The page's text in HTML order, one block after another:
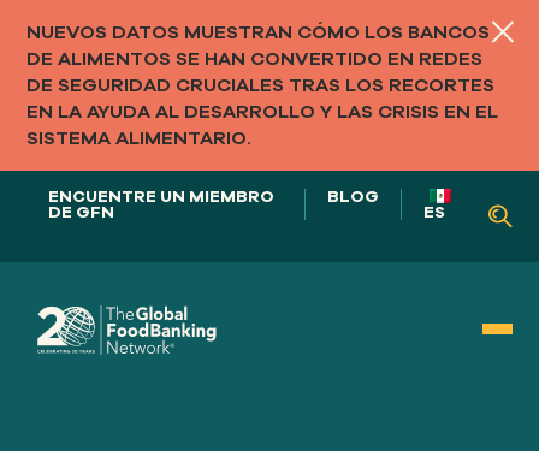
NUEVOS DATOS MUESTRAN CÓMO LOS BANCOS
DE ALIMENTOS SE HAN CONVERTIDO EN REDES
DE SEGURIDAD CRUCIALES TRAS LOS RECORTES
EN LA AYUDA AL DESARROLLO Y LAS CRISIS EN EL
SISTEMA ALIMENTARIO.
ENCUENTRE UN MIEMBRO
DE GFN
BLOG
ES